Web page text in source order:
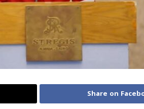
Share on